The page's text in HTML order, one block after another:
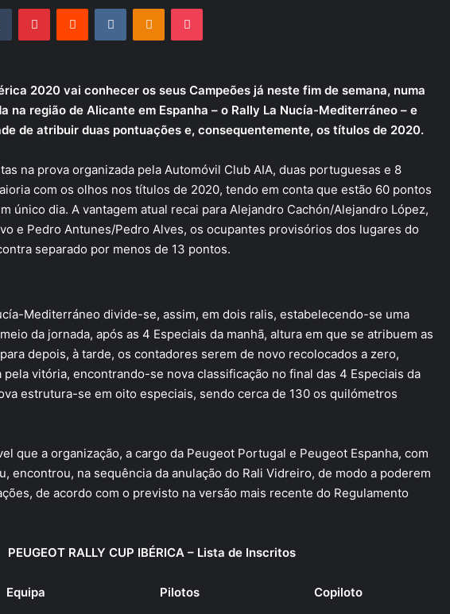
Tumblr PinterestReddit VKontakteOdnoklassniki
Pocket
2020 vai conhecer os seus Campeões já neste fim de semana, numa
na região de Alicante em Espanha – o Rally La Nucía-Mediterráneo – e
de atribuir duas pontuações e, consequentemente, os títulos de 2020.
na prova organizada pela Automóvil Club AIA, duas portuguesas e 8
com os olhos nos títulos de 2020, tendo em conta que estão 60 pontos
único dia. A vantagem atual recai para Alejandro Cachón/Alejandro López,
e Pedro Antunes/Pedro Alves, os ocupantes provisórios dos lugares do
separado por menos de 13 pontos.
Mediterráneo divide-se, assim, em dois ralis, estabelecendo-se uma
da jornada, após as 4 Especiais da manhã, altura em que se atribuem as
depois, à tarde, os contadores serem de novo recolocados a zero,
vitória, encontrando-se nova classificação no final das 4 Especiais da
estrutura-se em oito especiais, sendo cerca de 130 os quilómetros
que a organização, a cargo da Peugeot Portugal e Peugeot Espanha, com
encontrou, na sequência da anulação do Rali Vidreiro, de modo a poderem
de acordo com o previsto na versão mais recente do Regulamento
PEUGEOT RALLY CUP IBÉRICA – Lista de Inscritos
Pilotos Copiloto